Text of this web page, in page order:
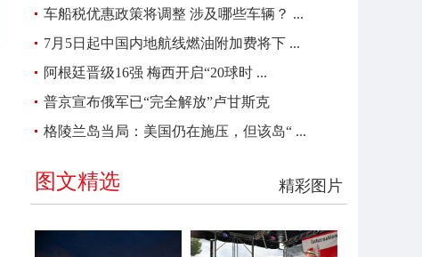
车船税优惠政策将调整 涉及哪些车辆？ ...
7月5日起中国内地航线燃油附加费将下 ...
阿根廷晋级16强 梅西开启“20球时 ...
普京宣布俄军已“完全解放”卢甘斯克
格陵兰岛当局：美国仍在施压，但该岛“ ...
精彩图片
图文精选